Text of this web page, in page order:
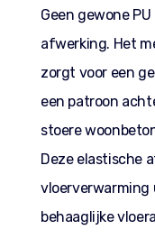
Geen gewone
afwerking. Het
zorgt voor een
een patroon
stoere
Deze elastische
behaaglijke